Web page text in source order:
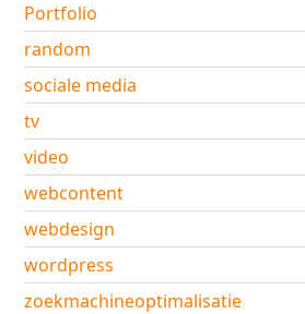
Portfolio
random
sociale media
tv
video
webcontent
webdesign
wordpress
zoekmachineoptimalisatie